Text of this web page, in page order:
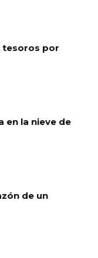
tesoros por
en la nieve de
de un